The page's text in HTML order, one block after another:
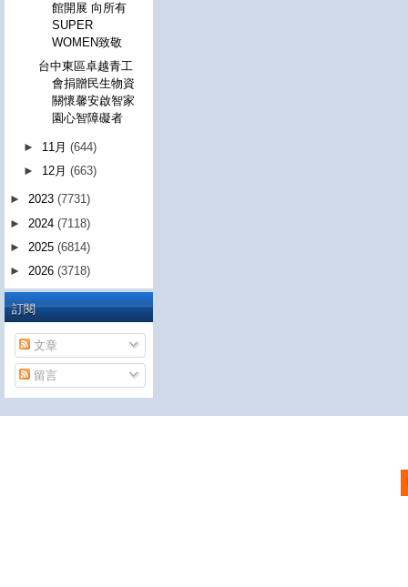
館開展 向所有
SUPER
WOMEN致敬
台中東區卓越青工
會捐贈民生物資
關懷馨安啟智家
園心智障礙者
► 11月(644)
► 12月(663)
► 2023 (7731)
► 2024 (7118)
► 2025 (6814)
► 2026 (3718)
訂閱
文章
留言